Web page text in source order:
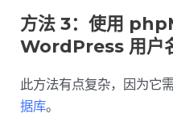
方法 3：使用
WordPress 用户
此方法有点复杂，因为它
据库。